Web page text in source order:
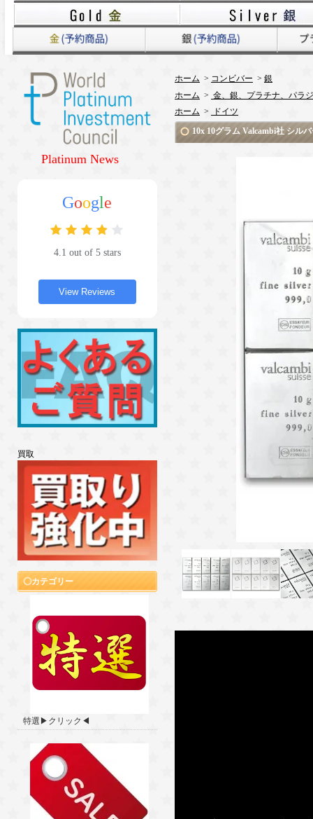
Platinum News
Google
4.1 out of 5 stars
View Reviews
買取
カテゴリー
特選▶クリック◀
ホーム > コンビバー > 銀
ホーム > 金、銀、プラチナ、パラ
ホーム >
ドイツ
10x 10グラム Valcambi社 シル